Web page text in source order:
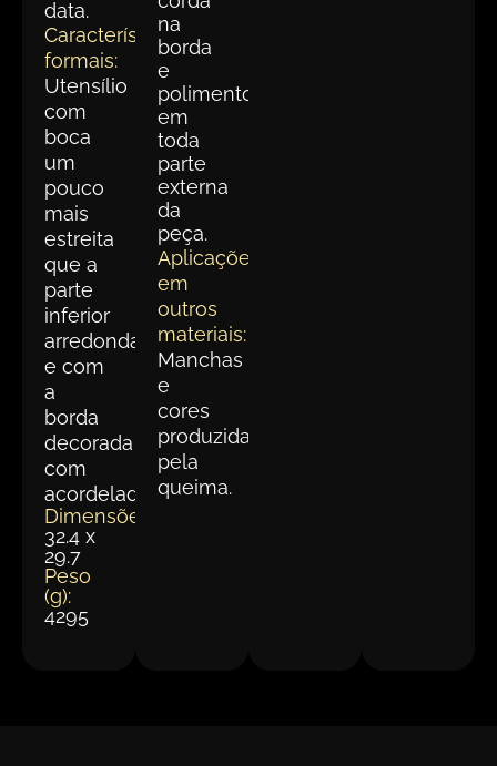
data.
Características
formais:
Utensílio
com
boca
um
pouco
mais
estreita
que a
parte
inferior
arredondado;
e com
a
borda
decorada
com
acordelado.
Dimensões(cm):
32.4 x
29.7
Peso
(g):
4295
na
borda
e
polimento
em
toda
parte
externa
da
peça.
Aplicações
em
outros
materiais:
Manchas
e
cores
produzidas
pela
queima.